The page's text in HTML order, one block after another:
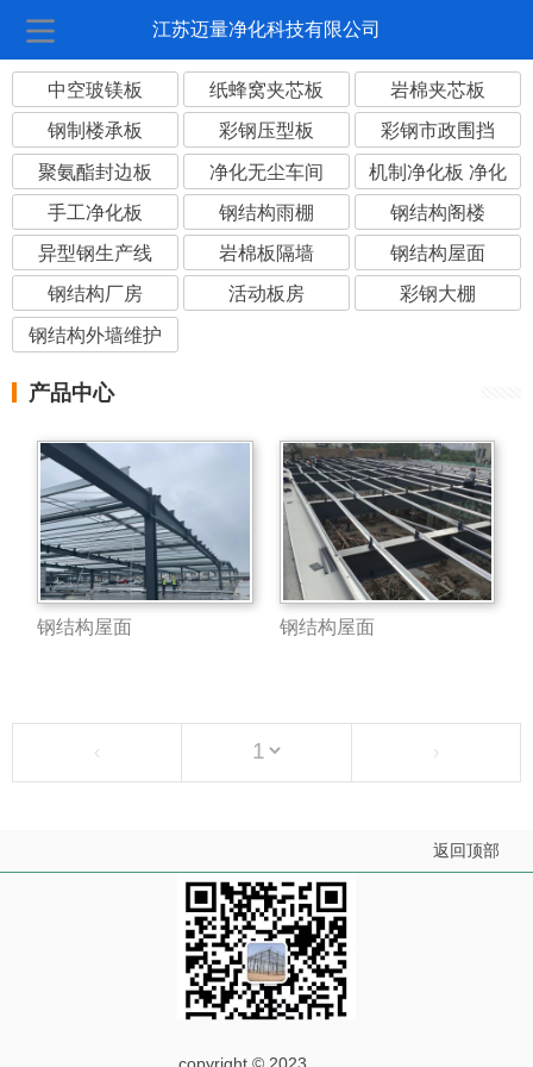
江苏迈量净化科技有限公司
中空玻镁板 纸蜂窝夹芯板 岩棉夹芯板
钢制楼承板 彩钢压型板 彩钢市政围挡
聚氨酯封边板 净化无尘车间
机制净化板 净化
板
手工净化板 钢结构雨棚 钢结构阁楼
异型钢生产线 岩棉板隔墙 钢结构屋面
钢结构厂房 活动板房 彩钢大棚
钢结构外墙维护
产品中心
钢结构屋面 钢结构屋面
‹ ›
返回顶部